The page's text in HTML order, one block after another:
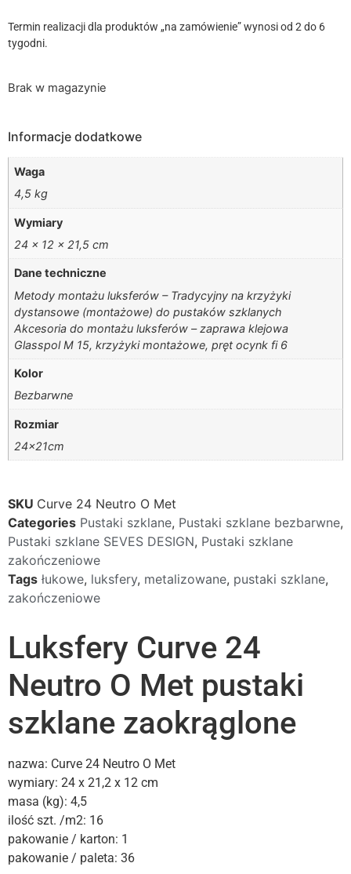
Termin realizacji dla produktów „na zamówienie” wynosi od 2 do 6
tygodni.
Brak w magazynie
Informacje dodatkowe
Waga
4,5 kg
Wymiary
24 × 12 × 21,5 cm
Dane techniczne
Metody montażu luksferów – Tradycyjny na krzyżyki
dystansowe (montażowe) do pustaków szklanych
Akcesoria do montażu luksferów – zaprawa klejowa
Glasspol M 15, krzyżyki montażowe, pręt ocynk fi 6
Kolor
Bezbarwne
Rozmiar
24x21cm
SKU Curve 24 Neutro O Met
Categories Pustaki szklane, Pustaki szklane bezbarwne,
Pustaki szklane SEVES DESIGN, Pustaki szklane
zakończeniowe
Tags łukowe, luksfery, metalizowane, pustaki szklane,
zakończeniowe
Luksfery Curve 24
Neutro O Met pustaki
szklane zaokrąglone
nazwa: Curve 24 Neutro O Met
wymiary: 24 x 21,2 x 12 cm
masa (kg): 4,5
ilość szt. /m2: 16
pakowanie / karton: 1
pakowanie / paleta: 36